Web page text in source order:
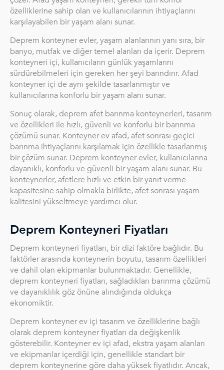
özelliklerine sahip olan ve kullanıcılarının ihtiyaçlarını
karşılayabilen bir yaşam alanı sunar.
Deprem konteyner evler, yaşam alanlarının yanı sıra, bir
banyo, mutfak ve diğer temel alanları da içerir. Deprem
konteyneri içi, kullanıcıların günlük yaşamlarını
sürdürebilmeleri için gereken her şeyi barındırır. Afad
konteyner içi de aynı şekilde tasarlanmıştır ve
kullanıcılarına konforlu bir yaşam alanı sunar.
Sonuç olarak, deprem afet barınma konteynerleri, tasarım
ve özellikleri ile hızlı, güvenli ve konforlu bir barınma
çözümü sunar. Konteyner ev afad, afet sonrası geçici
barınma ihtiyaçlarını karşılamak için özellikle tasarlanmış
bir çözüm sunar. Deprem konteyner evler, kullanıcılarına
dayanıklı, konforlu ve güvenli bir yaşam alanı sunar. Bu
konteynerler, afetlere hızlı ve etkin bir yanıt verme
kapasitesine sahip olmakla birlikte, afet sonrası yaşam
kalitesini yükseltmeye yardımcı olur.
Deprem Konteyneri Fiyatları
Deprem konteyneri fiyatları, bir dizi faktöre bağlıdır. Bu
faktörler arasında konteynerin boyutu, tasarım özellikleri
ve dahil olan ekipmanlar bulunmaktadır. Genellikle,
deprem konteyneri fiyatları, sağladıkları barınma çözümü
ve dayanıklılık göz önüne alındığında oldukça
ekonomiktir.
Deprem konteyner ev içi tasarım ve özelliklerine bağlı
olarak deprem konteyner fiyatları da değişkenlik
gösterebilir. Konteyner ev içi afad, ekstra yaşam alanları
ve ekipmanlar içerdiği için, genellikle standart bir
deprem konteynerine göre daha yüksek fiyatlıdır. Ancak,